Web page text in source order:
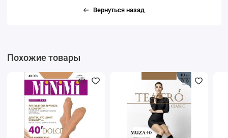
Вернуться назад
Похожие товары